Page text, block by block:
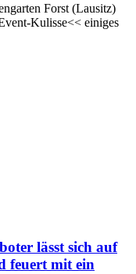
Forst (Lausitz)
Kulisse<< einiges
lässt sich auf
feuert mit ein